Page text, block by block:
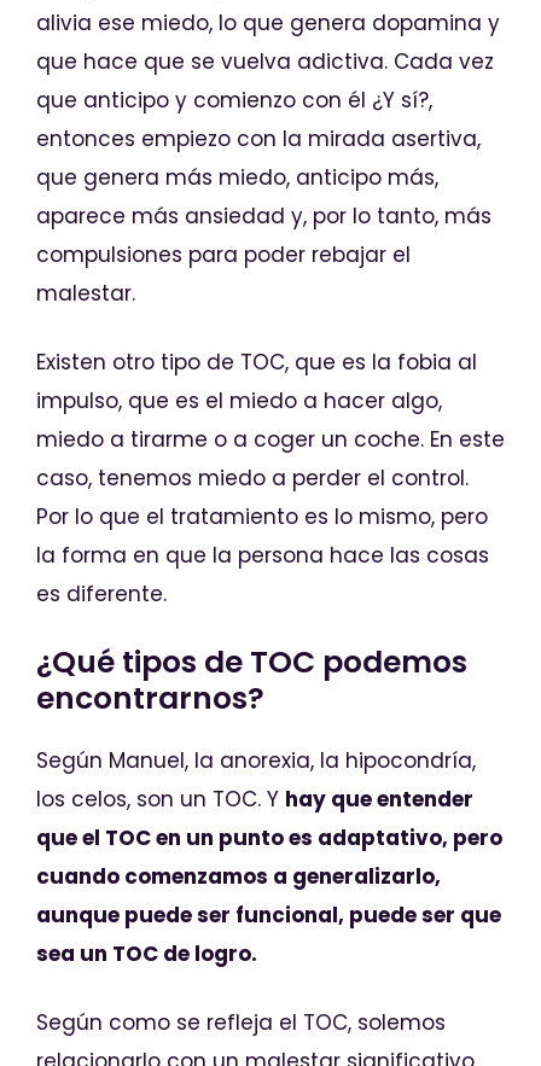
alivia ese miedo, lo que genera dopamina y
que hace que se vuelva adictiva. Cada vez
que anticipo y comienzo con él ¿Y sí?,
entonces empiezo con la mirada asertiva,
que genera más miedo, anticipo más,
aparece más ansiedad y, por lo tanto, más
compulsiones para poder rebajar el
malestar.
Existen otro tipo de TOC, que es la fobia al
impulso, que es el miedo a hacer algo,
miedo a tirarme o a coger un coche. En este
caso, tenemos miedo a perder el control.
Por lo que el tratamiento es lo mismo, pero
la forma en que la persona hace las cosas
es diferente.
¿Qué tipos de TOC podemos
encontrarnos?
Según Manuel, la anorexia, la hipocondría,
los celos, son un TOC. Y hay que entender
que el TOC en un punto es adaptativo, pero
cuando comenzamos a generalizarlo,
aunque puede ser funcional, puede ser que
sea un TOC de logro.
Según como se refleja el TOC, solemos